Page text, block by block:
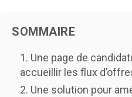
SOMMAIRE
1. Une page de
accueillir les flux
2. Une solution pour